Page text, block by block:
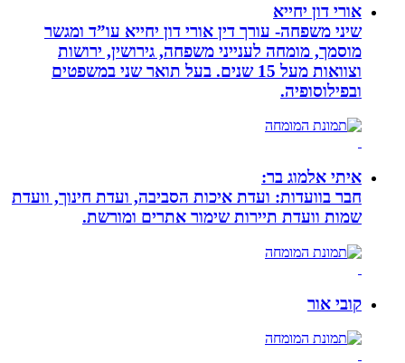
אורי דון יחייא
שיני משפחה- עורך דין אורי דון יחייא עו”ד ומגשר
מוסמך, מומחה לענייני משפחה, גירושין, ירושות
וצוואות מעל 15 שנים. בעל תואר שני במשפטים
ובפילוסופיה.
איתי אלמוג בר:
חבר בוועדות: ועדת איכות הסביבה, ועדת חינוך, וועדת
שמות וועדת תיירות שימור אתרים ומורשת.
קובי אור